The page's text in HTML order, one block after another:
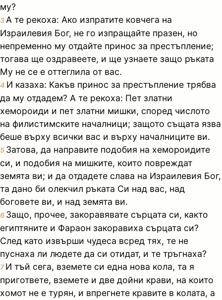
му?
3 А те рекоха: Ако изпратите ковчега на
Израилевия Бог, не го изпращайте празен, но
непременно му отдайте принос за престъпление;
тогава ще оздравеете, и ще узнаете защо ръката
Му не се е оттеглила от вас.
4 И казаха: Какъв принос за престъпление трябва
да му отдадем? А те рекоха: Пет златни
хемороиди и пет златни мишки, според числото
на филистимските началници; защото същата язва
беше върху всички вас и върху началниците ви.
5 Затова, да направите подобия на хемороидите
си, и подобия на мишките, които повреждат
земята ви; и да отдадете слава на Израилевия Бог,
та дано би олекчил ръката Си над вас, над
боговете ви, и над земята ви.
6 Защо, прочее, закоравявате сърцата си, както
египтяните и Фараон закоравиха сърцата си?
След като извърши чудеса всред тях, те не
пуснаха ли людете да си отидат, и те тръгнаха?
7И тъй сега, вземете си една нова кола, та я
пригответе, вземете и две дойни крави, на които
хомот не е турян, и впрегнете кравите в колата, а